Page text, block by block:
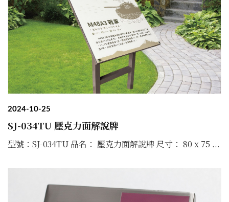
2024-10-25
SJ-034TU 壓克力面解說牌
型號：SJ-034TU 品名： 壓克力面解說牌 尺寸： 80 x 75 ...